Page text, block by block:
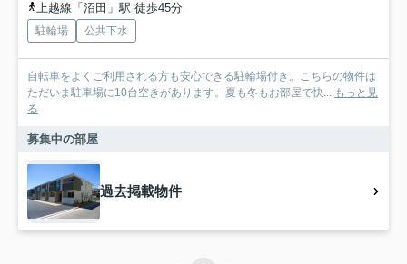
上越線「沼田」駅 徒歩45分
駐輪場 公共下水
自転車をよくご利用される方も安心できる駐輪場付き。こちらの物件は
ただいま駐車場に10台空きがあります。夏も冬もお部屋で快... もっと見
る
募集中の部屋
過去掲載物件